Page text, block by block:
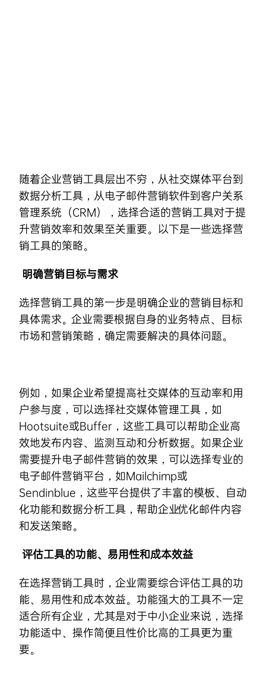
随着企业营销工具层出不穷，从社交媒体平台到
数据分析工具，从电子邮件营销软件到客户关系
管理系统（CRM），选择合适的营销工具对于提
升营销效率和效果至关重要。以下是一些选择营
销工具的策略。
明确营销目标与需求
选择营销工具的第一步是明确企业的营销目标和
具体需求。企业需要根据自身的业务特点、目标
市场和营销策略，确定需要解决的具体问题。
例如，如果企业希望提高社交媒体的互动率和用
户参与度，可以选择社交媒体管理工具，如
Hootsuite或Buffer，这些工具可以帮助企业高
效地发布内容、监测互动和分析数据。如果企业
需要提升电子邮件营销的效果，可以选择专业的
电子邮件营销平台，如Mailchimp或
Sendinblue，这些平台提供了丰富的模板、自动
化功能和数据分析工具，帮助企业优化邮件内容
和发送策略。
评估工具的功能、易用性和成本效益
在选择营销工具时，企业需要综合评估工具的功
能、易用性和成本效益。功能强大的工具不一定
适合所有企业，尤其是对于中小企业来说，选择
功能适中、操作简便且性价比高的工具更为重
要。